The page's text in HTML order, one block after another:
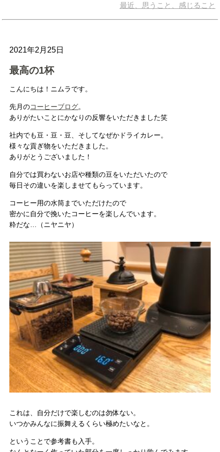
最近、思うこと、感じること
2021年2月25日
最高の1杯
こんにちは！ニムラです。
先月のコーヒーブログ。
ありがたいことにかなりの反響をいただきました笑
社内でも豆・豆・豆、そしてなぜかドライカレー。
様々な貢ぎ物をいただきました。
ありがとうございました！
自分では買わないお店や種類の豆をいただいたので
毎日その違いを楽しませてもらっています。
コーヒー用の水筒までいただけたので
密かに自分で挽いたコーヒーを楽しんでいます。
粋だな…（ニヤニヤ）
これは、自分だけで楽しむのは勿体ない。
いつかみんなに振舞えるくらい極めたいなと。
ということで参考書も入手。